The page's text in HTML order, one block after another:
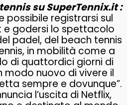
su SuperTennix.it :
possibile registrarsi sul
e godersi lo spettacolo
padel, del beach tennis
in mobilità come a
di quattordici giorni di
modo nuovo di vivere il
sempre e dovunque”.
l’uscita di Netflix,